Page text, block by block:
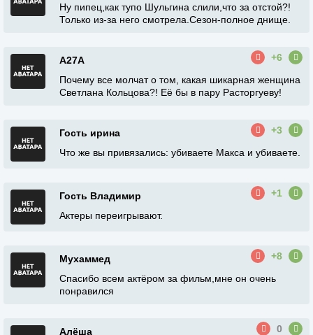
Ну пипец,как тупо Шульгина слили,что за отстой?!
Только из-за него смотрела.Сезон-полное днище.
A27A
+6
Почему все молчат о том, какая шикарная женщина
Светлана Кольцова?! Её бы в пару Расторгуеву!
Гость ирина
+3
Что же вы привязались: убиваете Макса и убиваете.
Гость Владимир
+1
Актеры переигрывают.
Мухаммед
+8
Спасибо всем актёром за фильм,мне он очень
понравился
Алёша 0